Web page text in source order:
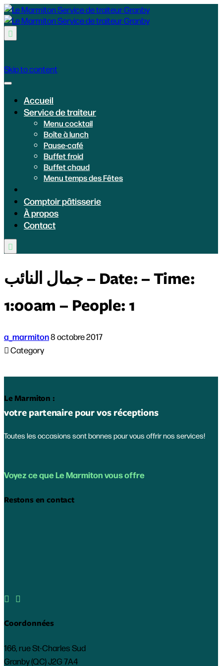

Skip to content
Accueil
Service de traiteur
Menu cocktail
Boîte à lunch
Pause-café
Buffet froid
Buffet chaud
Menu temps des Fêtes
Comptoir pâtisserie
À propos
Contact

جمال النائب – Date: – Time:
1:00am – People: 1
a_marmiton8 octobre 2017
Category
Le Marmiton :
votre partenaire pour vos réceptions
Toutes les occasions sont bonnes pour vous offrir nos services!
Voyez ce que Le Marmiton vous offre
Restons en contact
 
Coordonnées
166, rue St-Charles Sud
Granby (QC) J2G 7A4